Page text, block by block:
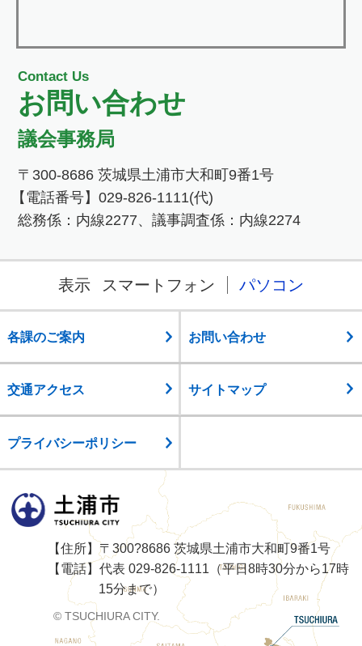
Contact Us
お問い合わせ
議会事務局
〒300-8686 茨城県土浦市大和町9番1号
【電話番号】029-826-1111(代)
総務係：内線2277、議事調査係：内線2274
表示 スマートフォン パソコン
各課のご案内 お問い合わせ
交通アクセス サイトマップ
プライバシーポリシー
土浦市
【住所】〒300?8686 茨城県土浦市大和町9番1号
【電話】代表 029-826-1111（平日8時30分から17時
15分まで）
© TSUCHIURA CITY.